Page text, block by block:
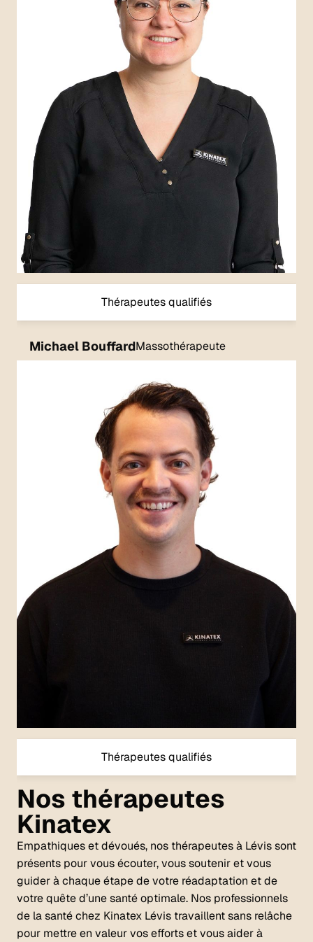
Thérapeutes qualifiés
Michael BouffardMassothérapeute
Thérapeutes qualifiés
Nos thérapeutes
Kinatex
Empathiques et dévoués, nos thérapeutes à Lévis sont
présents pour vous écouter, vous soutenir et vous
guider à chaque étape de votre réadaptation et de
votre quête d’une santé optimale. Nos professionnels
de la santé chez Kinatex Lévis travaillent sans relâche
pour mettre en valeur vos efforts et vous aider à